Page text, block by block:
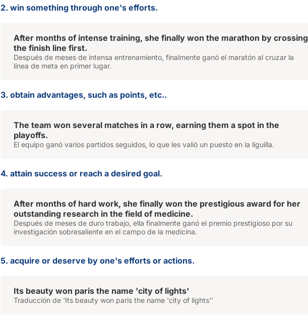
2. win something through one's efforts.
After months of intense training, she finally won the marathon by crossing
the finish line first.
Después de meses de intensa entrenamiento, finalmente ganó el maratón al cruzar la
línea de meta en primer lugar.
3. obtain advantages, such as points, etc..
The team won several matches in a row, earning them a spot in the
playoffs.
El equipo ganó varios partidos seguidos, lo que les valió un puesto en la liguilla.
4. attain success or reach a desired goal.
After months of hard work, she finally won the prestigious award for her
outstanding research in the field of medicine.
Después de meses de duro trabajo, ella finalmente ganó el premio prestigioso por su
investigación sobresaliente en el campo de la medicina.
5. acquire or deserve by one's efforts or actions.
Its beauty won paris the name 'city of lights'
Traducción de 'Its beauty won paris the name 'city of lights''